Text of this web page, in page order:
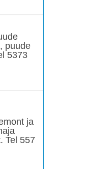
puude
5373
ja
Tel 557